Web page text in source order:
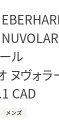
クエア札幌
ル
ヌヴォラ
CAD
メンズ